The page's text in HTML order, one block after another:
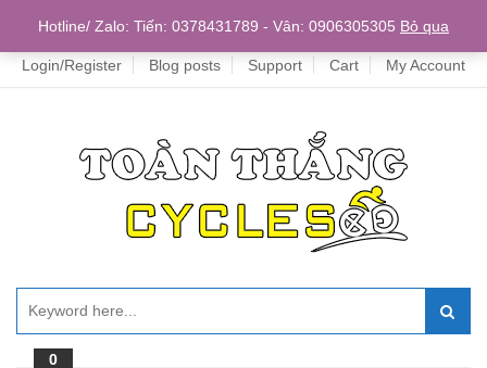
Home
Login/Register Blog posts Support Cart My Account
0
Hotline/ Zalo: Tiến: 0378431789 - Vân: 0906305305 Bỏ qua